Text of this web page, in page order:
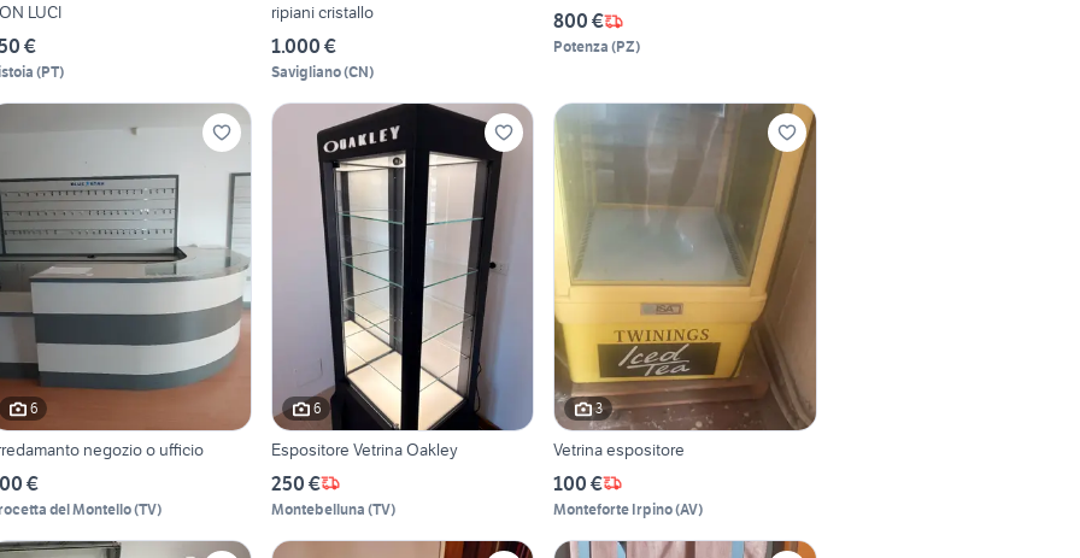
LUCI
€
(PT)
ripiani cristallo
1.000 €
Savigliano(CN)
800 €
Potenza (PZ)
6
negozio o ufficio
€
del Montello(TV)
6
Espositore Vetrina Oakley
250 €
Montebelluna (TV)
3
Vetrina espositore
100 €
Monteforte Irpino(AV)